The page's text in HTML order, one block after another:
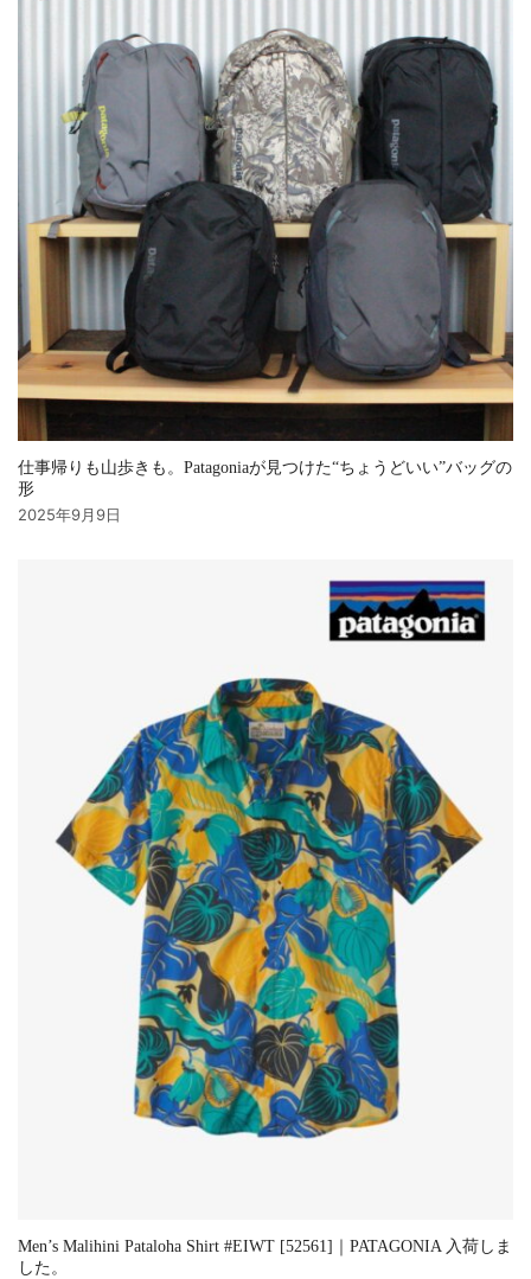
仕事帰りも山歩きも。Patagoniaが見つけた“ちょうどいい”バッグの
形
2025年9月9日
Men’s Malihini Pataloha Shirt #EIWT [52561]｜PATAGONIA 入荷しま
した。